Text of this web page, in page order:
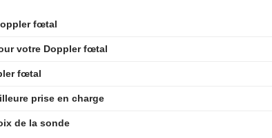
fœtal
votre Doppler fœtal
fœtal
prise en charge
de la sonde